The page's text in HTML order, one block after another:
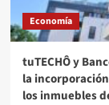
Economía
tuTECHÔ y
la
los inmuebles